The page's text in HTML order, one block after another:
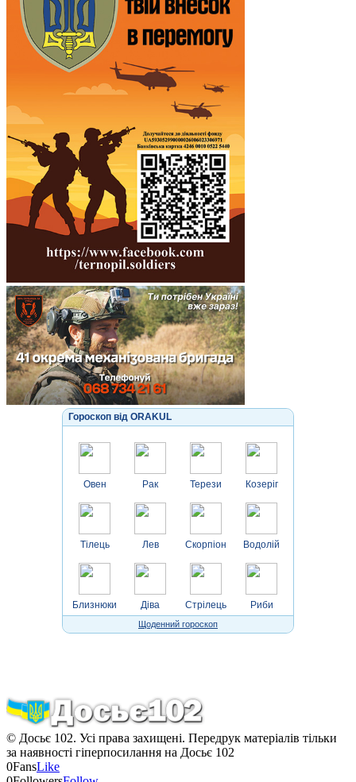
Гороскоп від ORAKUL
Овен
Тілець
Близнюки
Рак
Лев
Діва
Терези
Скорпіон
Стрілець
Козеріг
Водолій
Риби
Щоденний гороскоп
© Досьє 102. Усі права захищені. Передрук матеріалів тільки
за наявності гіперпосилання на Досьє 102
0FansLike